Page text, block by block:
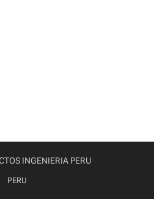
INGENIERIA PERU
PERU